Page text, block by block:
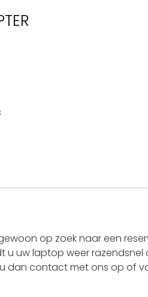
op zoek naar een
uw laptop weer
dan contact met ons op of